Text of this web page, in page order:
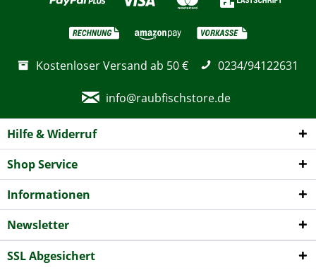
Kostenloser Versand ab 50 € 0234/94122631
info@raubfischstore.de
Hilfe & Widerruf
Shop Service
Informationen
Newsletter
SSL Abgesichert